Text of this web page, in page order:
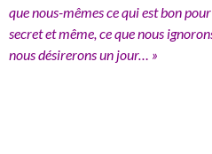
que nous-mêmes ce qui est bon
secret et même, ce que nous
nous désirerons un jour… »